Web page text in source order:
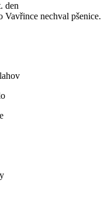
den
Vavřince nechval pšenice.